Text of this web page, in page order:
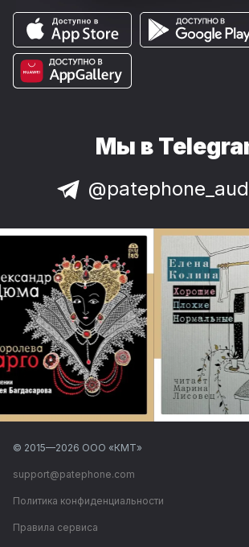
Мы в
© 2015—2026 ООО «КМТ»
support@patephone.com
Политика конфиденциальности
Правила сервиса